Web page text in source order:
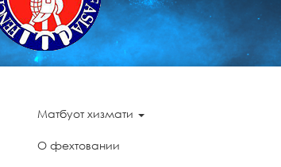
Матбуот хизмати
О фехтовании